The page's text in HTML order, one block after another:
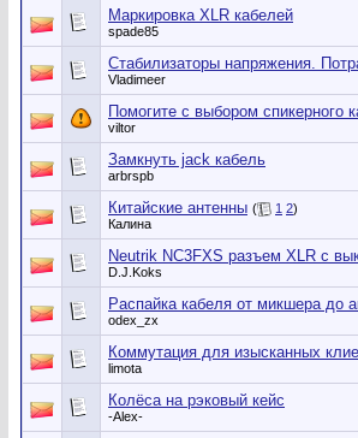
Маркировка XLR кабелей
spade85
Стабилизаторы напряжения.
Vladimeer
Помогите с выбором спикерного
viltor
Замкнуть jack кабель
arbrspb
Китайские антенны ( 1 2)
Калина
Neutrik NC3FXS разъем XLR с
D.J.Koks
Распайка кабеля от микшера до
odex_zx
Коммутация для изысканных
limota
Колёса на рэковый кейс
-Alex-